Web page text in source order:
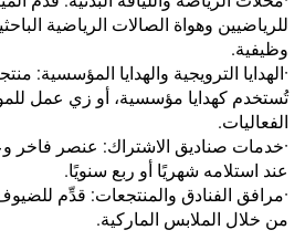
للرياضيين وهواة الصالات الرياضية
وظيفية.
·الهدايا الترويجية والهدايا المؤسسية:
تُستخدم كهدايا مؤسسية، أو زي عمل
الفعاليات.
·خدمات صناديق الاشتراك: عنصر فاخر
عند استلامه شهريًا أو ربع سنويًا.
·مرافق الفنادق والمنتجعات: قدِّم
من خلال الملابس الماركية.